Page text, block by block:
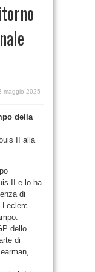
maggio 2025
della
II alla
II e lo ha
di
Leclerc –
dello
di